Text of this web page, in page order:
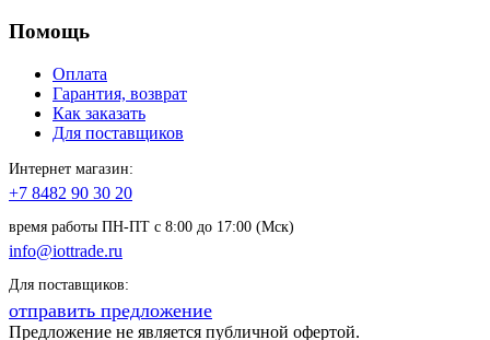
Помощь
Оплата
Гарантия, возврат
Как заказать
Для поставщиков
Интернет магазин:
+7 8482 90 30 20
время работы ПН-ПТ с 8:00 до 17:00 (Мск)
info@iottrade.ru
Для поставщиков:
отправить предложение
Предложение не является публичной офертой.